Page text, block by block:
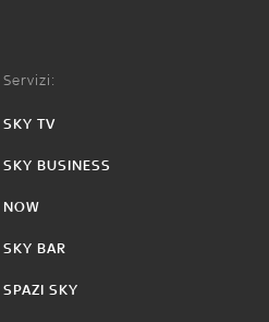
Servizi:
SKY TV
SKY BUSINESS
NOW
SKY BAR
SPAZI SKY